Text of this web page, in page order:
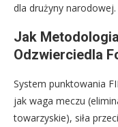
dla drużyny narodowej.
Jak
Odzwierciedla
System punktowania
jak waga meczu
towarzyskie), siła